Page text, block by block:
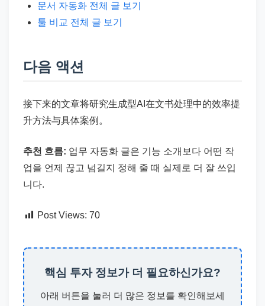
문서 자동화 전체 글 보기
툴 비교 전체 글 보기
다음 액션
接下来的文章将研究生成型AI在文书处理中的效率提
升方法与具体案例。
추천 흐름: 업무 자동화 글은 기능 소개보다 어떤 작
업을 언제 끊고 넘길지 정해 줄 때 실제로 더 잘 쓰입
니다.
Post Views: 70
핵심 투자 정보가 더 필요하신가요?
아래 버튼을 눌러 더 많은 정보를 확인해보세